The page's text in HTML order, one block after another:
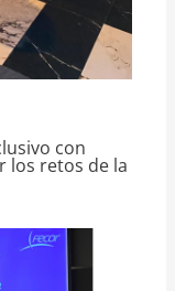
con
los retos de la